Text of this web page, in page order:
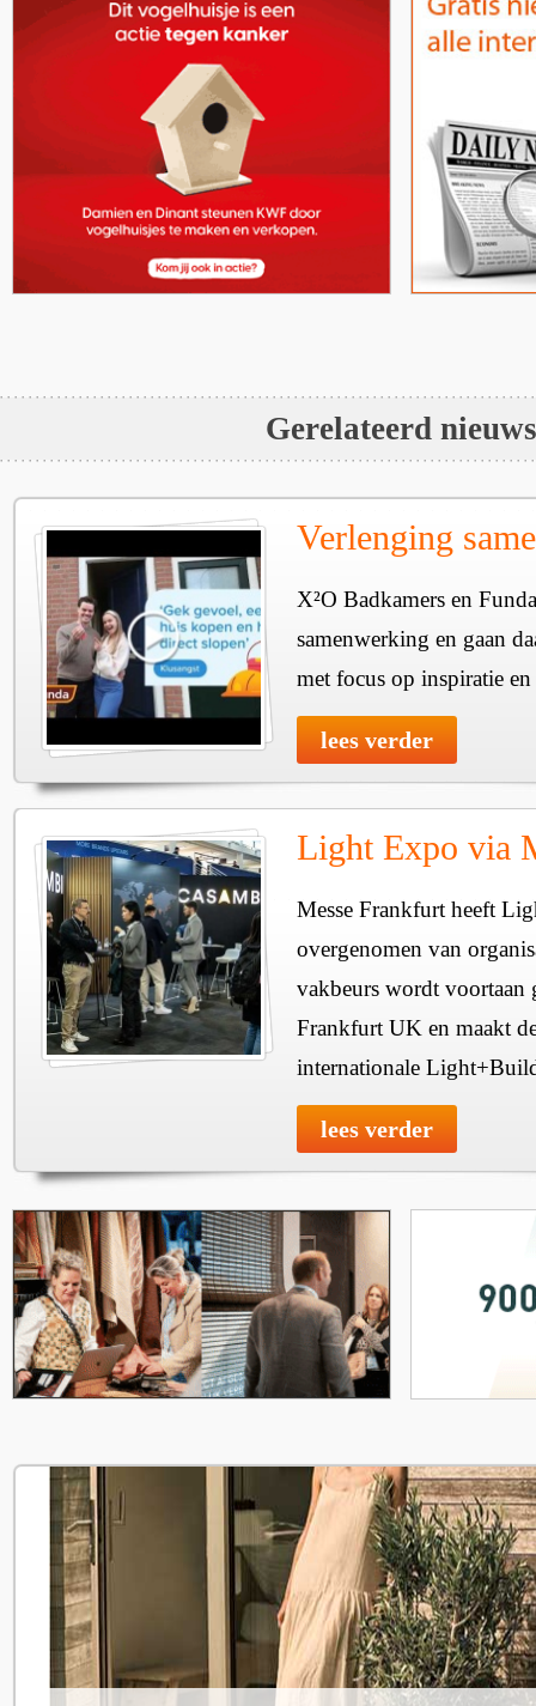
Gerelateerd nieuws
Verlenging
X²O Badkamers en
samenwerking en gaan
met focus op inspiratie
lees verder
Light Expo via
Messe Frankfurt heeft
overgenomen van
vakbeurs wordt voortaan
Frankfurt UK en maakt
internationale
lees verder